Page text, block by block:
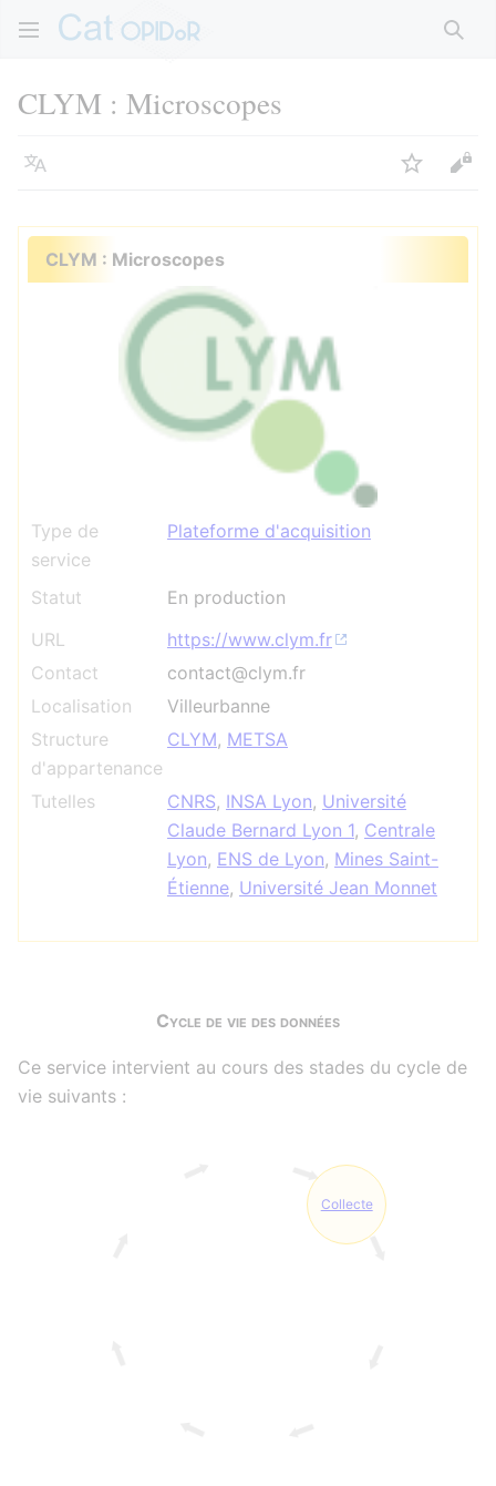
CLYM : Microscopes
Langue Suivre
CLYM : Microscopes
Type de
service
Plateforme d'acquisition
Statut
En production
URL
https://www.clym.fr
Contact
contact@clym.fr
Localisation
Villeurbanne
Structure
d'appartenance
CLYM, METSA
Tutelles CNRS, INSA Lyon, Université
Claude Bernard Lyon 1, Centrale
Lyon, ENS de Lyon, Mines Saint-
Étienne, Université Jean Monnet
Cycle de vie des données
Ce service intervient au cours des stades du cycle de
vie suivants :
Collecte